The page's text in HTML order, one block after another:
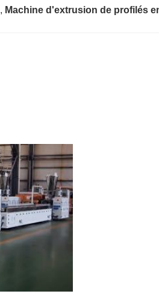
, Machine d'extrusion de profilés